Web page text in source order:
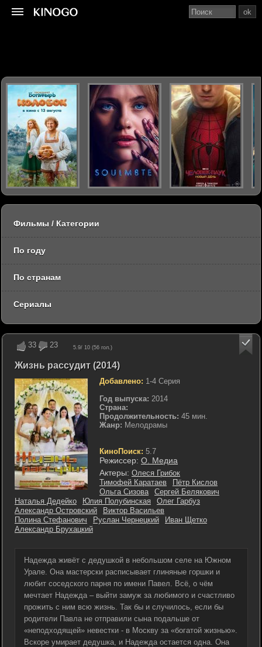
33 23 5.9/ 10 (56 гол.)
Жизнь рассудит (2014)
Добавлено: 1-4 Серия
Год выпуска: 2014
Страна:
Продолжительность: 45 мин.
Жанр: Мелодрамы
КиноПоиск: 5.7
Режиссер: О. Медиа
Актеры: Олеся Грибок
Тимофей Каратаев
Пётр Кислов
Ольга Сизова
Сергей Белякович
Наталья Дедейко
Юлия Полубинская
Олег Гарбуз
Александр Островский
Виктор Васильев
Полина Стефанович
Руслан Чернецкий
Иван Щетко
Александр Брухацкий
Надежда живёт с дедушкой в небольшом селе на Южном
Урале. Она мастерски расписывает глиняные горшки и
любит соседского парня по имени Павел. Всё, о чём
мечтает Надежда – выйти замуж за любимого и счастливо
прожить с ним всю жизнь. Так бы и случилось, если бы
родители Павла не отправили сына подальше от
«неподходящей» невестки - в Москву за «богатой жизнью».
Вскоре умирает дедушка, и Надежда остается одна. Она
ok
Фильмы / Категории
По году
По странам
Сериалы